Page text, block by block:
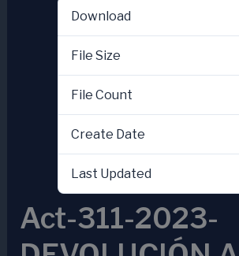
Download
File Size
File Count
Create Date
Last Updated
Act-311-2023-